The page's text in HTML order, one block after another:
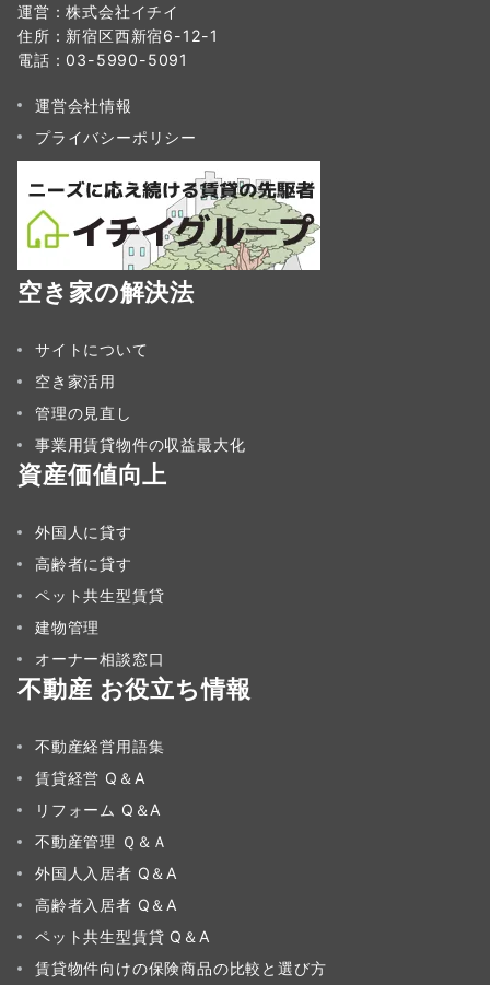
運営：株式会社イチイ
住所：新宿区西新宿6-12-1
電話：03-5990-5091
運営会社情報
プライバシーポリシー
空き家の解決法
サイトについて
空き家活用
管理の見直し
事業用賃貸物件の収益最大化
資産価値向上
外国人に貸す
高齢者に貸す
ペット共生型賃貸
建物管理
オーナー相談窓口
不動産 お役立ち情報
不動産経営用語集
賃貸経営 Q＆A
リフォーム Q＆A
不動産管理 Ｑ＆Ａ
外国人入居者 Q＆A
高齢者入居者 Q＆A
ペット共生型賃貸 Q＆A
賃貸物件向けの保険商品の比較と選び方